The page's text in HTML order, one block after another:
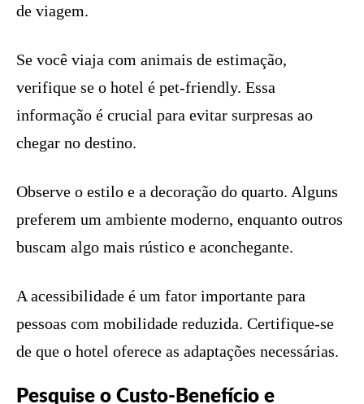
de viagem.
Se você viaja com animais de estimação,
verifique se o hotel é pet-friendly. Essa
informação é crucial para evitar surpresas ao
chegar no destino.
Observe o estilo e a decoração do quarto. Alguns
preferem um ambiente moderno, enquanto outros
buscam algo mais rústico e aconchegante.
A acessibilidade é um fator importante para
pessoas com mobilidade reduzida. Certifique-se
de que o hotel oferece as adaptações necessárias.
Pesquise o Custo-Benefício e